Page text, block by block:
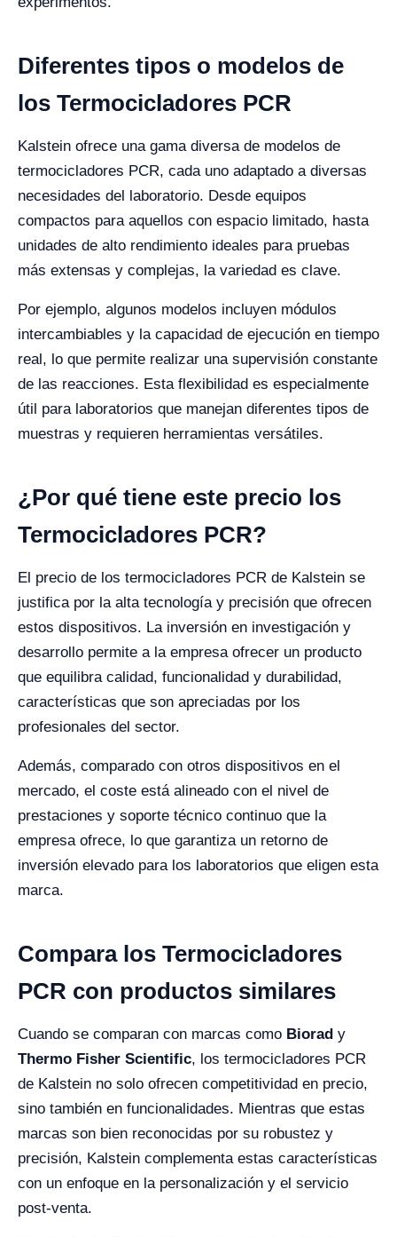
Diferentes tipos o modelos de
los Termocicladores PCR
Kalstein ofrece una gama diversa de modelos de
termocicladores PCR, cada uno adaptado a diversas
necesidades del laboratorio. Desde equipos
compactos para aquellos con espacio limitado, hasta
unidades de alto rendimiento ideales para pruebas
más extensas y complejas, la variedad es clave.
Por ejemplo, algunos modelos incluyen módulos
intercambiables y la capacidad de ejecución en tiempo
real, lo que permite realizar una supervisión constante
de las reacciones. Esta flexibilidad es especialmente
útil para laboratorios que manejan diferentes tipos de
muestras y requieren herramientas versátiles.
¿Por qué tiene este precio los
Termocicladores PCR?
El precio de los termocicladores PCR de Kalstein se
justifica por la alta tecnología y precisión que ofrecen
estos dispositivos. La inversión en investigación y
desarrollo permite a la empresa ofrecer un producto
que equilibra calidad, funcionalidad y durabilidad,
características que son apreciadas por los
profesionales del sector.
Además, comparado con otros dispositivos en el
mercado, el coste está alineado con el nivel de
prestaciones y soporte técnico continuo que la
empresa ofrece, lo que garantiza un retorno de
inversión elevado para los laboratorios que eligen esta
marca.
Compara los Termocicladores
PCR con productos similares
Cuando se comparan con marcas como Biorad y
Thermo Fisher Scientific, los termocicladores PCR
de Kalstein no solo ofrecen competitividad en precio,
sino también en funcionalidades. Mientras que estas
marcas son bien reconocidas por su robustez y
precisión, Kalstein complementa estas características
con un enfoque en la personalización y el servicio
post-venta.